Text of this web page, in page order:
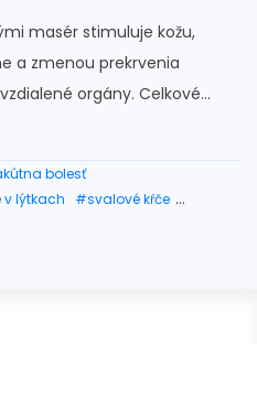
masér stimuluje kožu,
a zmenou prekrvenia
orgány. Celkové...
bolesť
v lýtkach
#svalové kŕče